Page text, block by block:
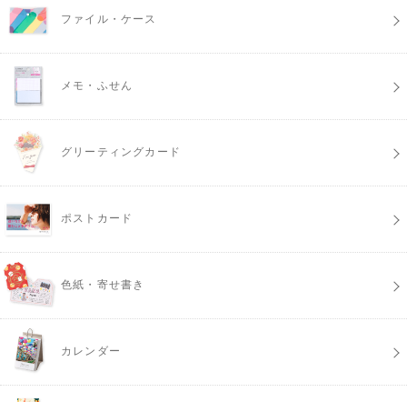
ファイル・ケース
メモ・ふせん
グリーティングカード
ポストカード
色紙・寄せ書き
カレンダー